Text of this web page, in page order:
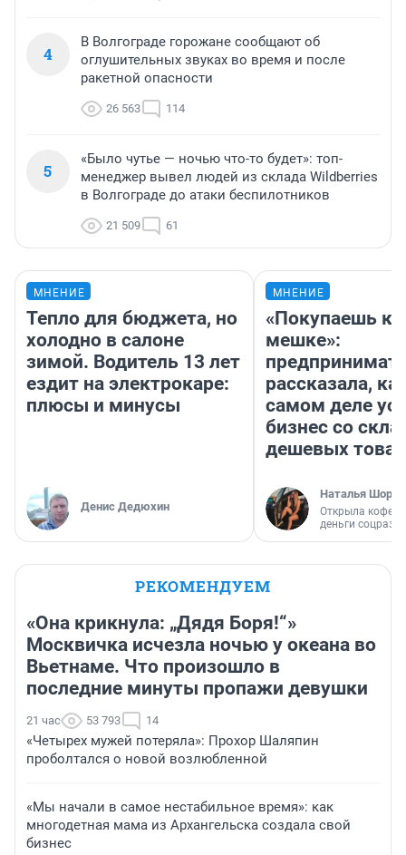
4
В Волгограде горожане сообщают об
оглушительных звуках во время и после
ракетной опасности
26 563 114
5
«Было чутье — ночью что-то будет»: топ-
менеджер вывел людей из склада Wildberries
в Волгограде до атаки беспилотников
21 509 61
МНЕНИЕ
Тепло для бюджета, но
холодно в салоне
зимой. Водитель 13 лет
ездит на электрокаре:
плюсы и минусы
Денис Дедюхин
МНЕНИЕ
«Покупаешь
мешке»:
рассказала,
самом деле
бизнес со
дешевых
Наталья
Открыла
деньги
РЕКОМЕНДУЕМ
«Она крикнула: „Дядя Боря!“»
Москвичка исчезла ночью у океана во
Вьетнаме. Что произошло в
последние минуты пропажи девушки
21 час 53 793 14
«Четырех мужей потеряла»: Прохор Шаляпин
проболтался о новой возлюбленной
«Мы начали в самое нестабильное время»: как
многодетная мама из Архангельска создала свой
бизнес